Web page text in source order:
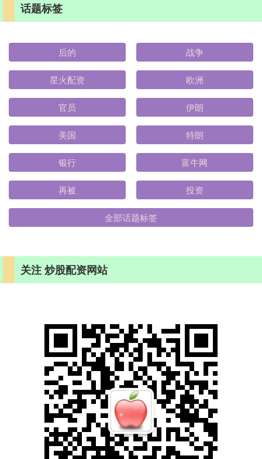
话题标签
后的 战争
星火配资 欧洲
官员 伊朗
美国 特朗
银行 富牛网
再被 投资
全部话题标签
关注 炒股配资网站